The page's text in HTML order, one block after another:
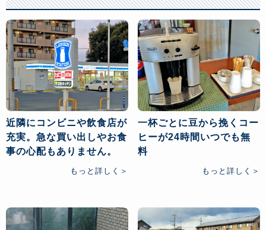
近隣にコンビニや飲食店が
充実。急な買い出しやお食
事の心配もありません。
もっと詳しく
一杯ごとに豆から挽くコー
ヒーが24時間いつでも無
料
もっと詳しく